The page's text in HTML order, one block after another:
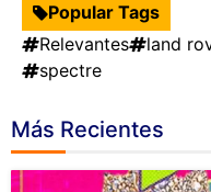
Popular Tags
Relevantes
land
spectre
Más Recientes